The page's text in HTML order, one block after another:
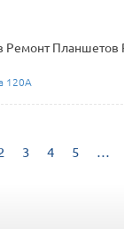
Ремонт Планшетов
120А
3 4 5 …